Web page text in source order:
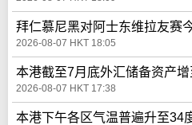
拜仁慕尼黑对阿士东维拉友赛
2026-08-07 HKT 18:05
本港截至7月底外汇储备资产
2026-08-07 HKT 17:38
本港下午各区气温普遍升至